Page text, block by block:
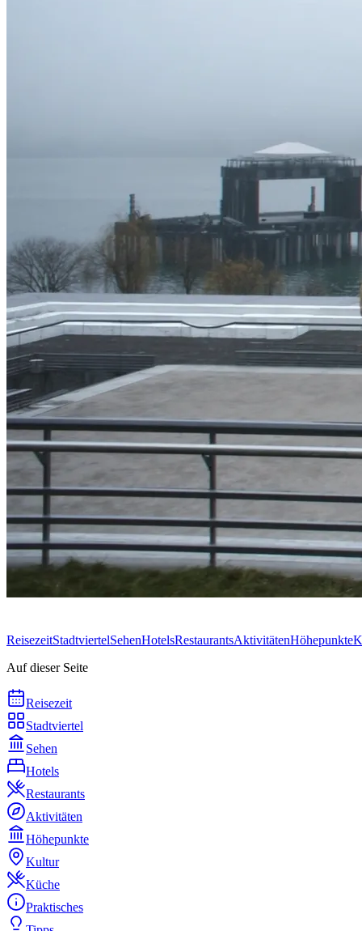
ReisezeitStadtviertelSehenHotelsRestaurantsAktivitätenHöhepunkte
Auf dieser Seite
Reisezeit
Stadtviertel
Sehen
Hotels
Restaurants
Aktivitäten
Höhepunkte
Kultur
Küche
Praktisches